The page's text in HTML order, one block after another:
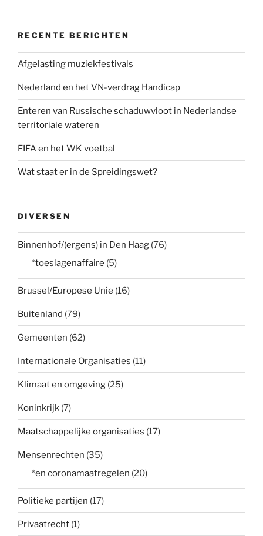
RECENTE BERICHTEN
Afgelasting muziekfestivals
Nederland en het VN-verdrag Handicap
Enteren van Russische schaduwvloot in Nederlandse
territoriale wateren
FIFA en het WK voetbal
Wat staat er in de Spreidingswet?
DIVERSEN
Binnenhof/(ergens) in Den Haag (76)
*toeslagenaffaire (5)
Brussel/Europese Unie (16)
Buitenland (79)
Gemeenten (62)
Internationale Organisaties (11)
Klimaat en omgeving (25)
Koninkrijk (7)
Maatschappelijke organisaties (17)
Mensenrechten (35)
*en coronamaatregelen (20)
Politieke partijen (17)
Privaatrecht (1)